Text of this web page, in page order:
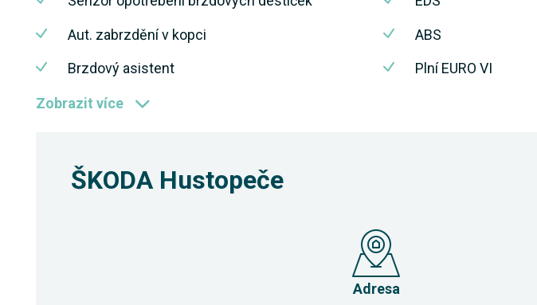
Aut. zabrzdění v kopci
Brzdový asistent
ABS
Plní EURO VI
Zobrazit více
ŠKODA Hustopeče
Adresa